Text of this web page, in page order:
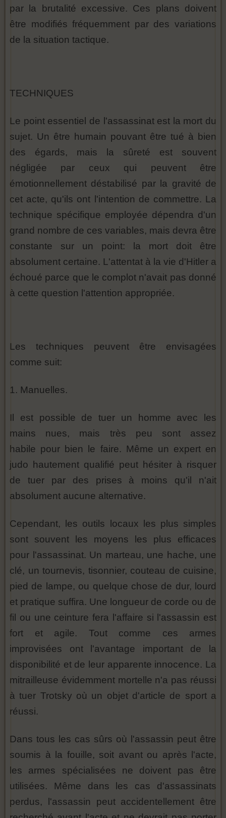
par la brutalité excessive. Ces plans doivent
être modifiés fréquemment par des variations
de la situation tactique.
TECHNIQUES
Le point essentiel de l'assassinat est la mort du
sujet. Un être humain pouvant être tué à bien
des égards, mais la sûreté est souvent
négligée par ceux qui peuvent être
émotionnellement déstabilisé par la gravité de
cet acte, qu'ils ont l'intention de commettre. La
technique spécifique employée dépendra d'un
grand nombre de ces variables, mais devra être
constante sur un point: la mort doit être
absolument certaine. L'attentat à la vie d'Hitler a
échoué parce que le complot n'avait pas donné
à cette question l'attention appropriée.
Les techniques peuvent être envisagées
comme suit:
1. Manuelles.
Il est possible de tuer un homme avec les
mains nues, mais très peu sont assez
habile pour bien le faire. Même un expert en
judo hautement qualifié peut hésiter à risquer
de tuer par des prises à moins qu'il n'ait
absolument aucune alternative.
Cependant, les outils locaux les plus simples
sont souvent les moyens les plus efficaces
pour l'assassinat. Un marteau, une hache, une
clé, un tournevis, tisonnier, couteau de cuisine,
pied de lampe, ou quelque chose de dur, lourd
et pratique suffira. Une longueur de corde ou de
fil ou une ceinture fera l'affaire si l'assassin est
fort et agile. Tout comme ces armes
improvisées ont l'avantage important de la
disponibilité et de leur apparente innocence. La
mitrailleuse évidemment mortelle n'a pas réussi
à tuer Trotsky où un objet d'article de sport a
réussi.
Dans tous les cas sûrs où l'assassin peut être
soumis à la fouille, soit avant ou après l'acte,
les armes spécialisées ne doivent pas être
utilisées. Même dans les cas d'assassinats
perdus, l'assassin peut accidentellement être